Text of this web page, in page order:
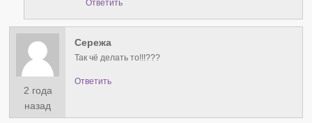
Ответить
2 года
назад
Сережа
Так чё делать то!!!???
Ответить